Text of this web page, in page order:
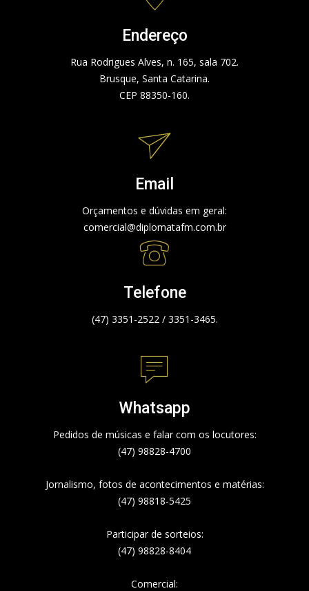
Endereço
Rua Rodrigues Alves, n. 165, sala 702.
Brusque, Santa Catarina.
CEP 88350-160.
Email
Orçamentos e dúvidas em geral:
comercial@diplomatafm.com.br
Telefone
(47) 3351-2522 / 3351-3465.
Whatsapp
Pedidos de músicas e falar com os locutores:
(47) 98828-4700
Jornalismo, fotos de acontecimentos e matérias:
(47) 98818-5425
Participar de sorteios:
(47) 98828-8404
Comercial: